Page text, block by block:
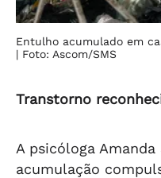
Entulho acumulado em
| Foto: Ascom/SMS
Transtorno
A psicóloga
acumulação